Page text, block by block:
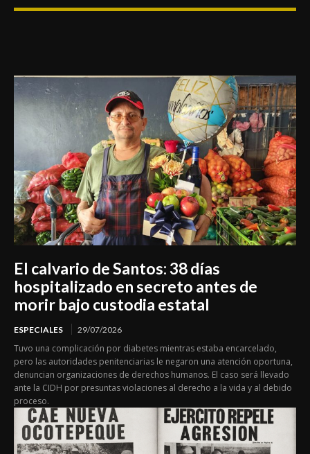
El calvario de Santos: 38 días
hospitalizado en secreto antes de
morir bajo custodia estatal
ESPECIALES 29/07/2026
Tuvo una complicación por diabetes mientras estaba encarcelado,
pero las autoridades penitenciarias le negaron una atención oportuna,
denuncian organizaciones de derechos humanos. El caso será llevado
ante la CIDH por presuntas violaciones al derecho a la vida y al debido
proceso.